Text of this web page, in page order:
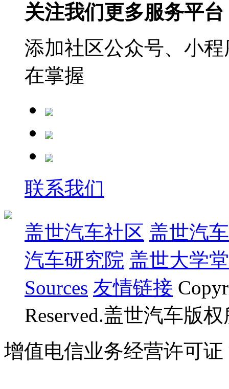
关注我们更多服务平台
添加社区公众号、小
在掌握
联系我们
盖世汽车社区 盖世汽
汽车研究院 盖世大学堂
Sources 友情链接
Reserved.盖世汽车版
增值电信业务经营许可证